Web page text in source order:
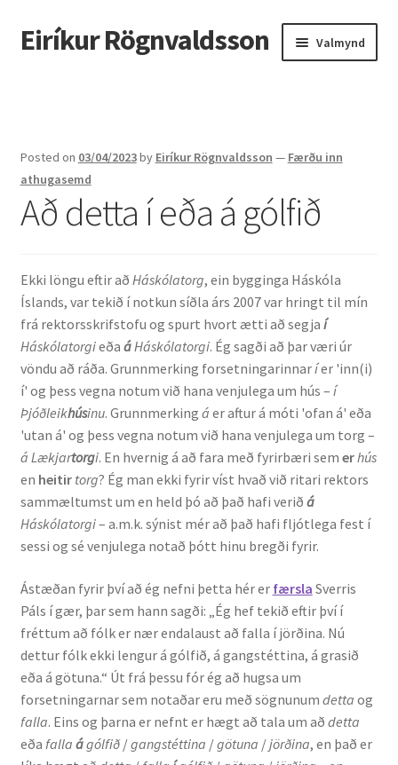
Fara
beint
Hoppa
yfir
Eiríkur Rögnvaldsson Valmynd
Ætt
Líf og starf
Myndir
Kennsla
Kennd námskeið
Kennsluefni
Yfirlit um kennslu
Stjórnun
Innan Háskólans
Samstarfsverkefni
Styrkir og verðlaun
Utan Háskólans
Verkefnisstjórn
Posted on 03/04/2023by Eiríkur Rögnvaldsson — Færðu inn
athugasemd
Að detta í eða á gólfið
Ekki löngu eftir að Háskólatorg, ein bygginga Háskóla
Íslands, var tekið í notkun síðla árs 2007 var hringt til mín
frá rektorsskrifstofu og spurt hvort ætti að segja í
Háskólatorgieða áHáskólatorgi. Ég sagði að þar væri úr
vöndu að ráða. Grunnmerking forsetningarinnaríer 'inn(i)
í' og þess vegna notum við hana venjulega um hús – í
Þjóðleikhúsinu. Grunnmerking á er aftur á móti 'ofan á' eða
'utan á' og þess vegna notum við hana venjulega um torg –
á Lækjartorgi. En hvernig á að fara með fyrirbæri sem erhús
en heitir torg? Ég man ekki fyrir víst hvað við ritari rektors
sammæltumst um en held þó að það hafi verið á
Háskólatorgi– a.m.k. sýnist mér að það hafi fljótlega fest í
sessi og sé venjulega notað þótt hinu bregði fyrir.
Ástæðan fyrir því að ég nefni þetta hér er færsla Sverris
Páls í gær, þar sem hann sagði: „Ég hef tekið eftir því í
fréttum að fólk er nær endalaust að falla í jörðina. Nú
dettur fólk ekki lengur á gólfið, á gangstéttina, á grasið
eða á götuna.“ Út frá þessu fór ég að hugsa um
forsetningarnar sem notaðar eru með sögnunum detta og
falla. Eins og þarna er nefnt er hægt að tala um að detta
eða falla ágólfið/gangstéttina /götuna /jörðina, en það er